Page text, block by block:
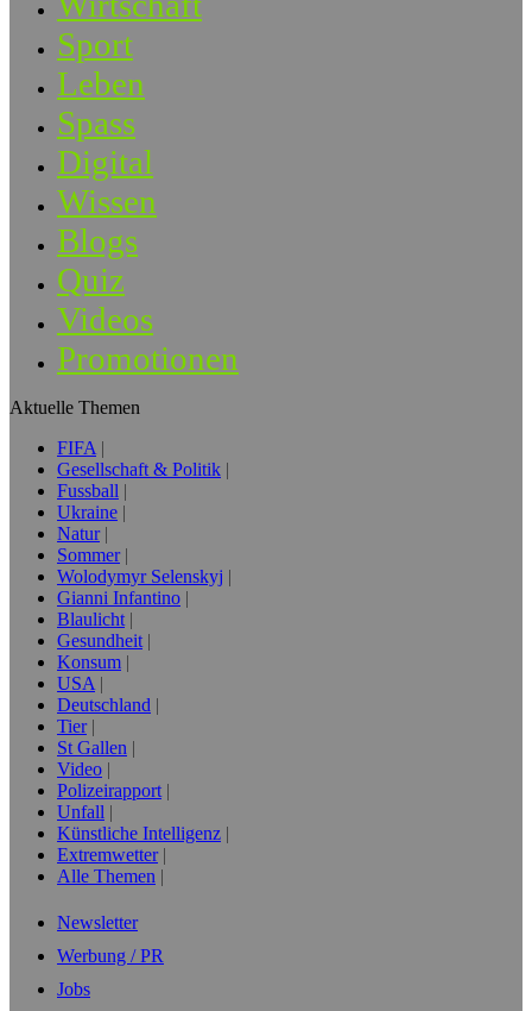
Sport
Leben
Spass
Digital
Wissen
Blogs
Quiz
Videos
Promotionen
Aktuelle Themen
FIFA
Gesellschaft & Politik
Fussball
Ukraine
Natur
Sommer
Wolodymyr Selenskyj
Gianni Infantino
Blaulicht
Gesundheit
Konsum
USA
Deutschland
Tier
St Gallen
Video
Polizeirapport
Unfall
Künstliche Intelligenz
Extremwetter
Alle Themen
Newsletter
Werbung / PR
Jobs